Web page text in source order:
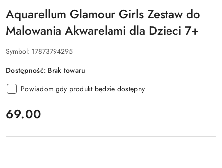
Aquarellum Glamour Girls Zestaw do
Malowania Akwarelami dla Dzieci 7+
Symbol: 17873794295
Dostępność: Brak towaru
Powiadom gdy produkt będzie dostępny
cena:
69.00